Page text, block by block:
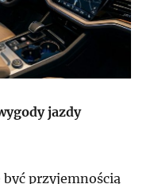
jazdy
przyjemnością